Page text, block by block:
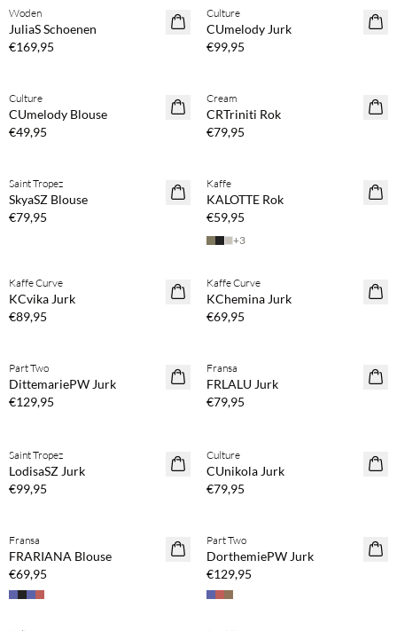
Woden
JuliaS Schoenen
€169,95
NEWS
Culture
CUmelody Jurk
€99,95
NEWS
Culture
CUmelody Blouse
€49,95
NEWS
Cream
CRTriniti Rok
€79,95
NEWS
Saint Tropez
SkyaSZ Blouse
€79,95
NEWS
Kaffe
KALOTTE Rok
€59,95
+3
NEWS
Kaffe Curve
KCvika Jurk
€89,95
NEWS
Kaffe Curve
KChemina Jurk
€69,95
NEWS
Part Two
DittemariePW Jurk
€129,95
NEWS
Fransa
FRLALU Jurk
€79,95
NEWS
Saint Tropez
LodisaSZ Jurk
€99,95
NEWS
Culture
CUnikola Jurk
€79,95
NEWS
Fransa
FRARIANA Blouse
€69,95
NEWS
Part Two
DorthemiePW Jurk
€129,95
Koop min. 2 & bespaar 20% Koop min. 2 & bespaar 20%